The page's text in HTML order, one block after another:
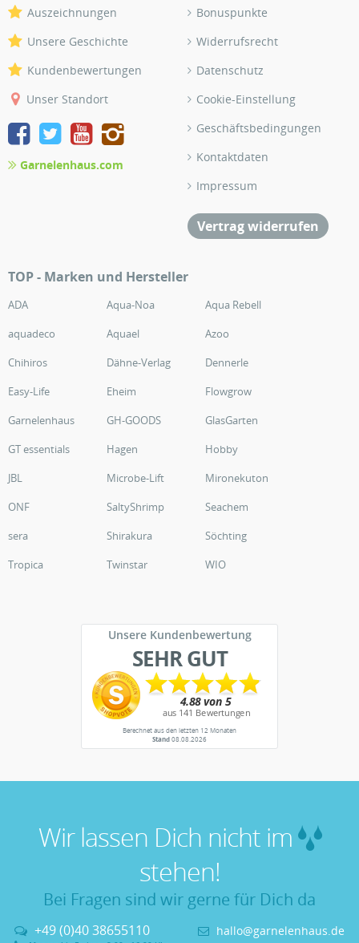
Auszeichnungen
Unsere Geschichte
Kundenbewertungen
Unser Standort
Garnelenhaus.com
Bonuspunkte
Widerrufsrecht
Datenschutz
Cookie-Einstellung
Geschäftsbedingungen
Kontaktdaten
Impressum
Vertrag widerrufen
TOP - Marken und Hersteller
ADA Aqua-Noa
Aqua Rebell
aquadeco
Aquael
Azoo
Chihiros
Dähne-Verlag
Dennerle
Easy-Life
Eheim
Flowgrow
Garnelenhaus
GH-GOODS
GlasGarten
GT essentials
Hagen
Hobby
JBL
Microbe-Lift
Mironekuton
ONF
SaltyShrimp
Seachem
sera
Shirakura
Söchting
Tropica
Twinstar WIO
Unsere Kundenbewertung
SEHR GUT
Berechnet aus den letzten 12 Monaten
Stand08.08.2026
Wir lassen Dich nicht im
stehen!
Bei Fragen sind wir gerne für Dich da
+49 (0)40 38655110 hallo@garnelenhaus.de